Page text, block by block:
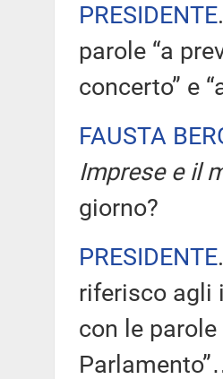
PRESIDENTE
parole “a
concerto” e
FAUSTA
Imprese e il
giorno?
PRESIDENTE
riferisco agli
con le parole